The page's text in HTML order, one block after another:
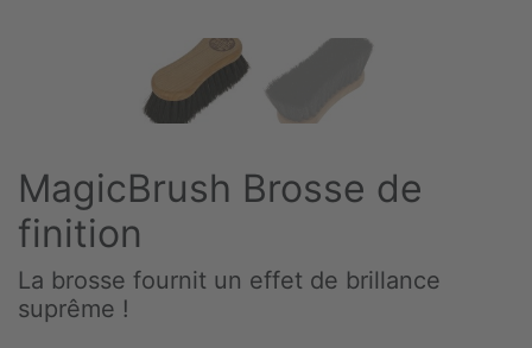
MagicBrush Brosse de
finition
La brosse fournit un effet de brillance
suprême !